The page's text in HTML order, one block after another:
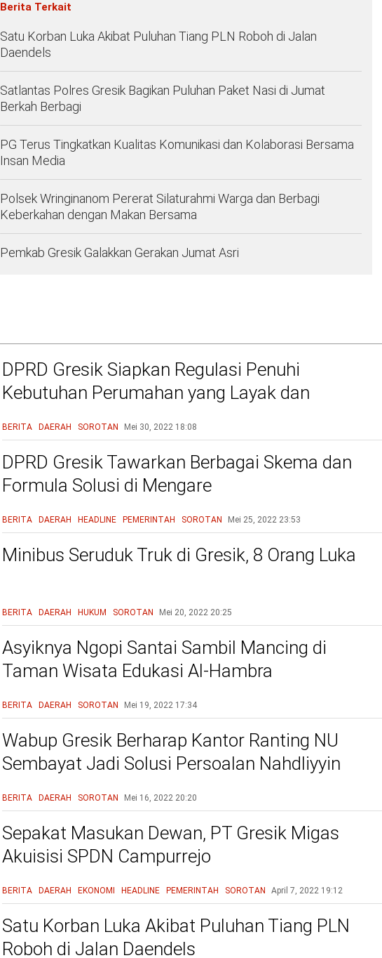
Berita Terkait
Satu Korban Luka Akibat Puluhan Tiang PLN Roboh di Jalan
Daendels
Satlantas Polres Gresik Bagikan Puluhan Paket Nasi di Jumat
Berkah Berbagi
PG Terus Tingkatkan Kualitas Komunikasi dan Kolaborasi Bersama
Insan Media
Polsek Wringinanom Pererat Silaturahmi Warga dan Berbagi
Keberkahan dengan Makan Bersama
Pemkab Gresik Galakkan Gerakan Jumat Asri
DPRD Gresik Siapkan Regulasi Penuhi
Kebutuhan Perumahan yang Layak dan
BERITA DAERAH SOROTAN Mei 30, 2022 18:08
DPRD Gresik Tawarkan Berbagai Skema dan
Formula Solusi di Mengare
BERITA DAERAH HEADLINE PEMERINTAH SOROTAN Mei 25, 2022 23:53
Minibus Seruduk Truk di Gresik, 8 Orang Luka
BERITA DAERAH HUKUM SOROTAN Mei 20, 2022 20:25
Asyiknya Ngopi Santai Sambil Mancing di
Taman Wisata Edukasi Al-Hambra
BERITA DAERAH SOROTAN Mei 19, 2022 17:34
Wabup Gresik Berharap Kantor Ranting NU
Sembayat Jadi Solusi Persoalan Nahdliyyin
BERITA DAERAH SOROTAN Mei 16, 2022 20:20
Sepakat Masukan Dewan, PT Gresik Migas
Akuisisi SPDN Campurrejo
BERITA DAERAH EKONOMI HEADLINE PEMERINTAH SOROTAN April 7, 2022 19:12
Satu Korban Luka Akibat Puluhan Tiang PLN
Roboh di Jalan Daendels